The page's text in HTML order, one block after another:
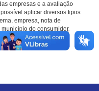
empresas e a avaliação
aplicar diversos tipos
empresa, nota de
do consumidor,